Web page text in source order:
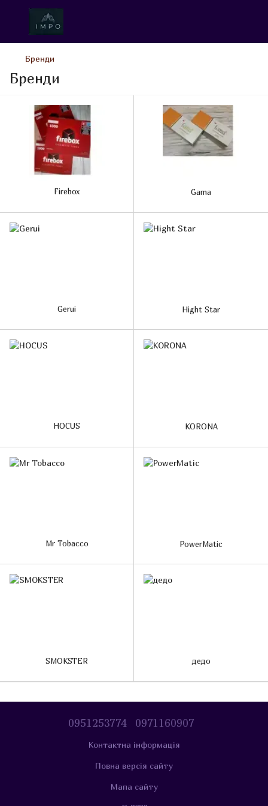
Бренди
Бренди
Firebox Gama
Gerui Hight Star
HOCUS KORONA
Mr Tobacco PowerMatic
SMOKSTER дедо
0951253774 0971160907
Контактна інформація
Повна версія сайту
Мапа сайту